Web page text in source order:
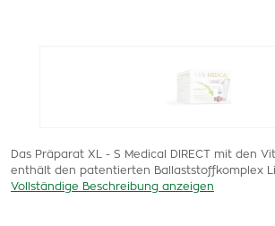
Das Präparat XL - S Medical DIRECT mit den
enthält den patentierten Ballaststoffkomplex
Vollständige Beschreibung anzeigen